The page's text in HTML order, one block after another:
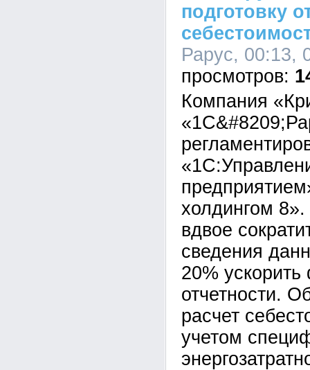
подготовку
Рарус, 00:13,
Компания
холдингом
вдвое
сведения
20%
отчетности.
расчет
учетом